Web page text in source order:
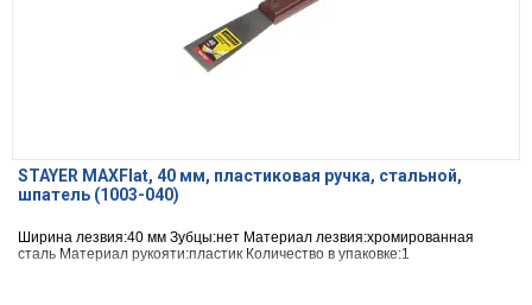
STAYER MAXFlat, 40 мм, пластиковая ручка, стальной,
шпатель (1003-040)
Ширина лезвия:40 мм Зубцы:нет Материал лезвия:хромированная
сталь Материал рукояти:пластик Количество в упаковке:1